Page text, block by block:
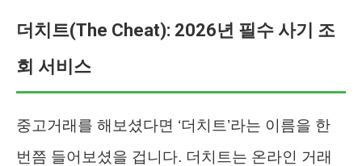
더치트(The Cheat): 2026년 필수 사기 조
회 서비스
중고거래를 해보셨다면 ‘더치트’라는 이름을 한
번쯤 들어보셨을 겁니다. 더치트는 온라인 거래